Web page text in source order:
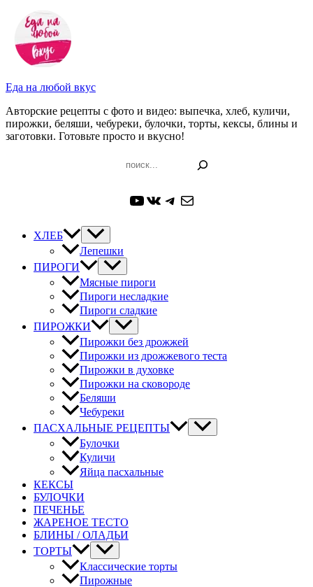
Перейти
содержимому
Еда на любой вкус
Авторские рецепты с фото и видео: выпечка, хлеб, куличи,
пирожки, беляши, чебуреки, булочки, торты, кексы, блины и
заготовки. Готовьте просто и вкусно!
YouTube
ВКонтакте
Telegram
Почта
ХЛЕБ
Лепешки
ПИРОГИ
Мясные пироги
Пироги несладкие
Пироги сладкие
ПИРОЖКИ
Пирожки без дрожжей
Пирожки из дрожжевого теста
Пирожки в духовке
Пирожки на сковороде
Беляши
Чебуреки
ПАСХАЛЬНЫЕ РЕЦЕПТЫ
Булочки
Куличи
Яйца пасхальные
КЕКСЫ
БУЛОЧКИ
ПЕЧЕНЬЕ
ЖАРЕНОЕ ТЕСТО
БЛИНЫ / ОЛАДЬИ
ТОРТЫ
Классические торты
Пирожные